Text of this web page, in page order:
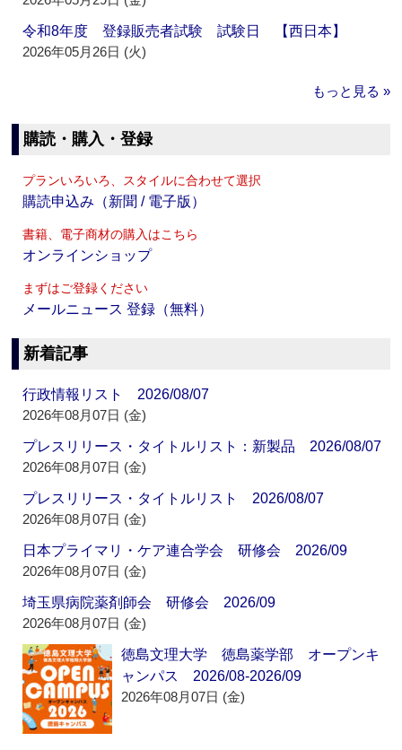
令和8年度 登録販売者試験 試験日 【西日本】
2026年05月26日 (火)
もっと見る »
購読・購入・登録
プランいろいろ、スタイルに合わせて選択
購読申込み（新聞 / 電子版）
書籍、電子商材の購入はこちら
オンラインショップ
まずはご登録ください
メールニュース 登録（無料）
新着記事
行政情報リスト 2026/08/07
2026年08月07日 (金)
プレスリリース・タイトルリスト：新製品 2026/08/07
2026年08月07日 (金)
プレスリリース・タイトルリスト 2026/08/07
2026年08月07日 (金)
日本プライマリ・ケア連合学会 研修会 2026/09
2026年08月07日 (金)
埼玉県病院薬剤師会 研修会 2026/09
2026年08月07日 (金)
徳島文理大学 徳島薬学部 オープンキ
ャンパス 2026/08-2026/09
2026年08月07日 (金)